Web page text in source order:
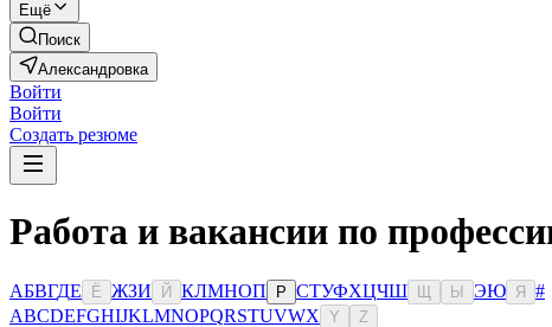
Ещё
Поиск
Александровка
Войти
Войти
Создать резюме
Работа и вакансии по
АБВГДЕ Ё ЖЗИ Й КЛМНОП Р СТУФХЦЧШ Ы ЭЮ Я
#
ABCDEFGHIJKLMNOPQRSTUVWX Y Z